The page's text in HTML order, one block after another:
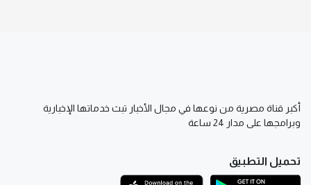
أكبر قناة مصرية من نوعها في مجال الأخبار تبث خدماتها الإخبارية
وبرامجها على مدار 24 ساعة
تحميل التطبيق